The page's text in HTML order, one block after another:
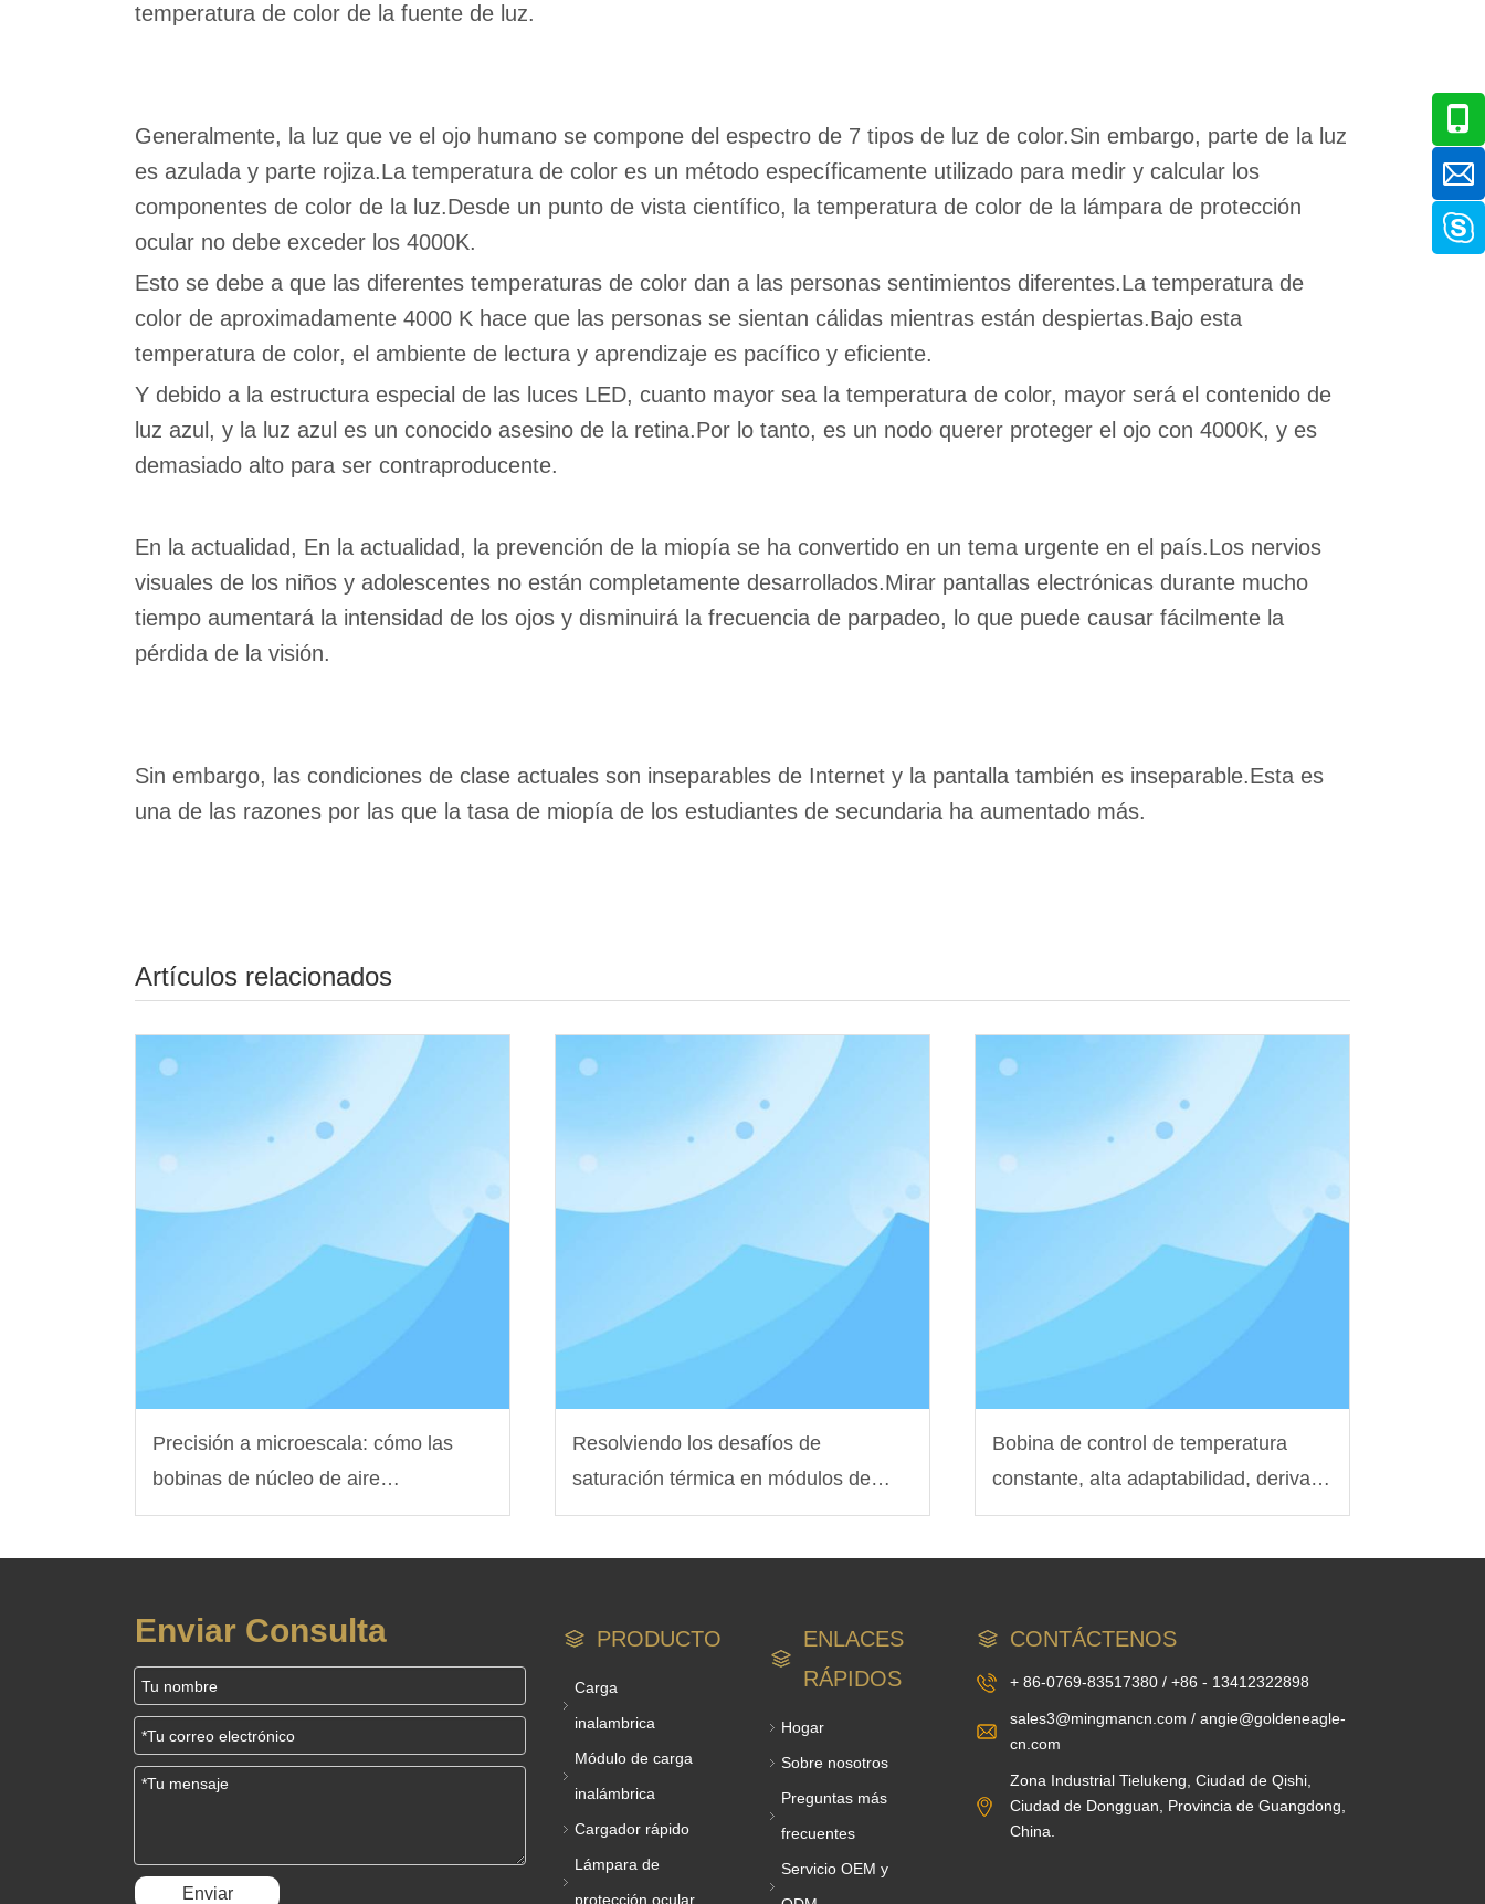
temperatura de color de la fuente de luz.
Generalmente, la luz que ve el ojo humano se compone del espectro de 7 tipos de luz de color.Sin embargo, parte de la luz
es azulada y parte rojiza.La temperatura de color es un método específicamente utilizado para medir y calcular los
componentes de color de la luz.Desde un punto de vista científico, la temperatura de color de la lámpara de protección
ocular no debe exceder los 4000K.
Esto se debe a que las diferentes temperaturas de color dan a las personas sentimientos diferentes.La temperatura de
color de aproximadamente 4000 K hace que las personas se sientan cálidas mientras están despiertas.Bajo esta
temperatura de color, el ambiente de lectura y aprendizaje es pacífico y eficiente.
Y debido a la estructura especial de las luces LED, cuanto mayor sea la temperatura de color, mayor será el contenido de
luz azul, y la luz azul es un conocido asesino de la retina.Por lo tanto, es un nodo querer proteger el ojo con 4000K, y es
demasiado alto para ser contraproducente.
En la actualidad, En la actualidad, la prevención de la miopía se ha convertido en un tema urgente en el país.Los nervios
visuales de los niños y adolescentes no están completamente desarrollados.Mirar pantallas electrónicas durante mucho
tiempo aumentará la intensidad de los ojos y disminuirá la frecuencia de parpadeo, lo que puede causar fácilmente la
pérdida de la visión.
Sin embargo, las condiciones de clase actuales son inseparables de Internet y la pantalla también es inseparable.Esta es
una de las razones por las que la tasa de miopía de los estudiantes de secundaria ha aumentado más.
Artículos relacionados
Precisión a microescala: cómo las
bobinas de núcleo de aire
personalizadas alimentan los
Resolviendo los desafíos de
saturación térmica en módulos de
potencia para vehículos eléctricos de
Bobina de control de temperatura
constante, alta adaptabilidad, deriva a
baja temperatura, solución
Enviar Consulta
Enviar
PRODUCTO
Carga
inalambrica
Módulo de carga
inalámbrica
Cargador rápido
Lámpara de
protección ocular
ENLACES
RÁPIDOS
Hogar
Sobre nosotros
Preguntas más
frecuentes
Servicio OEM y
CONTÁCTENOS
+ 86-0769-83517380 / +86 - 13412322898
sales3@mingmancn.com / angie@goldeneagle-
cn.com
Zona Industrial Tielukeng, Ciudad de Qishi,
Ciudad de Dongguan, Provincia de Guangdong,
China.